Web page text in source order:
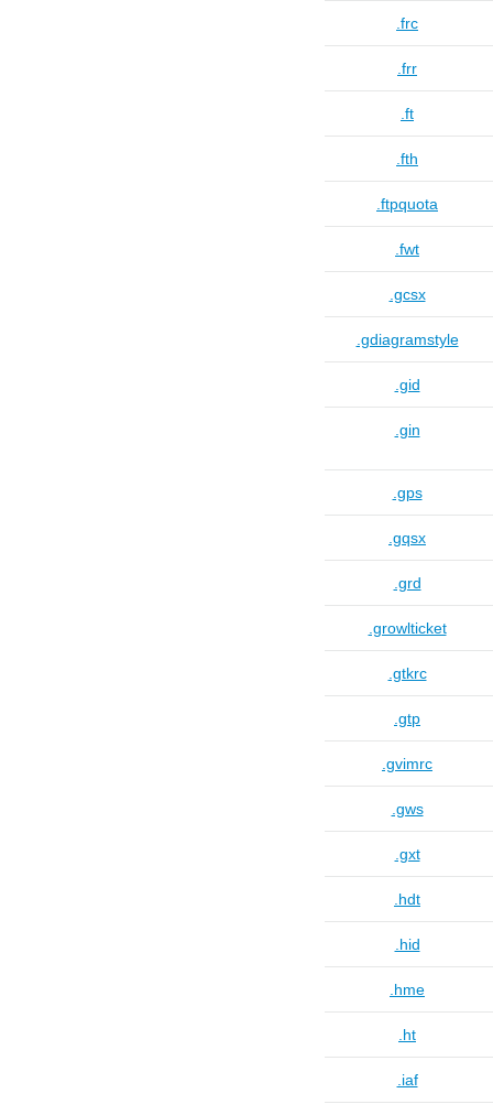
.frc
.frr
.ft
.fth
.ftpquota
.fwt
.gcsx
.gdiagramstyle
.gid
.gin
.gps
.gqsx
.grd
.growlticket
.gtkrc
.gtp
.gvimrc
.gws
.gxt
.hdt
.hid
.hme
.ht
.iaf